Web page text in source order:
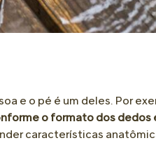
• Tipos de Pés
ver todos
•
e o pé é um deles. Por
o formato dos dedos
características